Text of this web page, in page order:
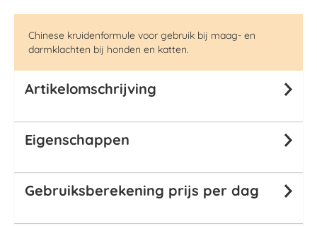
Chinese kruidenformule voor gebruik bij maag- en
darmklachten bij honden en katten.
Artikelomschrijving
Eigenschappen
Gebruiksberekening prijs per dag